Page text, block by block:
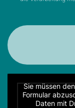
Sie müssen
Formular
Daten mit